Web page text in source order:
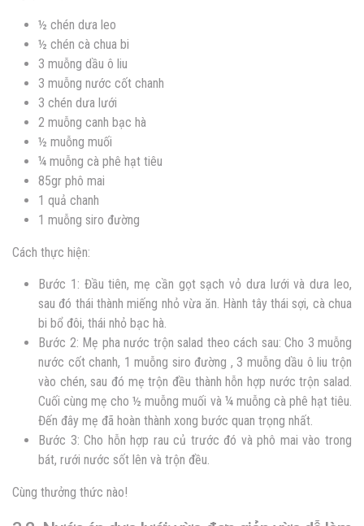
½ chén dưa leo
½ chén cà chua bi
3 muỗng dầu ô liu
3 muỗng nước cốt chanh
3 chén dưa lưới
2 muỗng canh bạc hà
½ muỗng muối
¼ muỗng cà phê hạt tiêu
85gr phô mai
1 quả chanh
1 muỗng siro đường
Cách thực hiện:
Bước 1: Đầu tiên, mẹ cần gọt sạch vỏ dưa lưới và dưa leo,
sau đó thái thành miếng nhỏ vừa ăn. Hành tây thái sợi, cà chua
bi bổ đôi, thái nhỏ bạc hà.
Bước 2: Mẹ pha nước trộn salad theo cách sau: Cho 3 muỗng
nước cốt chanh, 1 muỗng siro đường , 3 muỗng dầu ô liu trộn
vào chén, sau đó mẹ trộn đều thành hỗn hợp nước trộn salad.
Cuối cùng mẹ cho ½ muỗng muối và ¼ muỗng cà phê hạt tiêu.
Đến đây mẹ đã hoàn thành xong bước quan trọng nhất.
Bước 3: Cho hỗn hợp rau củ trước đó và phô mai vào trong
bát, rưới nước sốt lên và trộn đều.
Cùng thưởng thức nào!